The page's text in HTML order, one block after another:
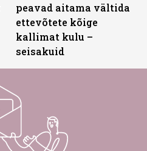
peavad aitama vältida
ettevõtete kõige
kallimat kulu –
seisakuid